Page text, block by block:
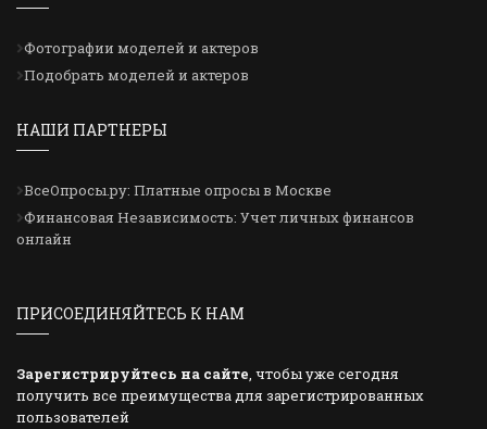
Фотографии моделей и актеров
Подобрать моделей и актеров
НАШИ ПАРТНЕРЫ
ВсеОпросы.ру: Платные опросы в Москве
Финансовая Независимость: Учет личных финансов
онлайн
ПРИСОЕДИНЯЙТЕСЬ К НАМ
Зарегистрируйтесь на сайте, чтобы уже сегодня
получить все преимущества для зарегистрированных
пользователей